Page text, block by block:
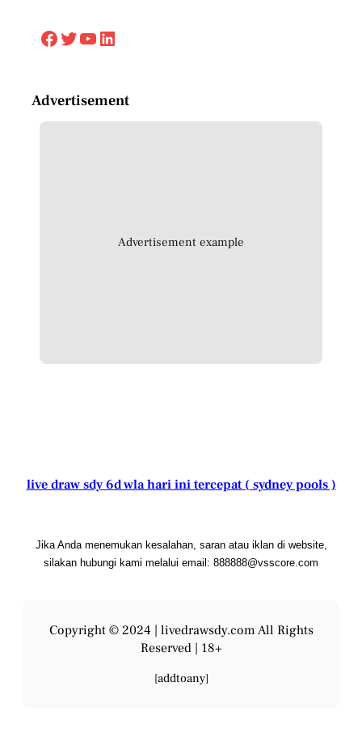
Facebook Twitter YouTube LinkedIn
Advertisement
Advertisement example
live draw sdy 6d wla hari ini tercepat ( sydney pools )
Jika Anda menemukan kesalahan, saran atau iklan di website,
silakan hubungi kami melalui email: 888888@vsscore.com
Copyright © 2024 | livedrawsdy.com All Rights
Reserved | 18+
[addtoany]